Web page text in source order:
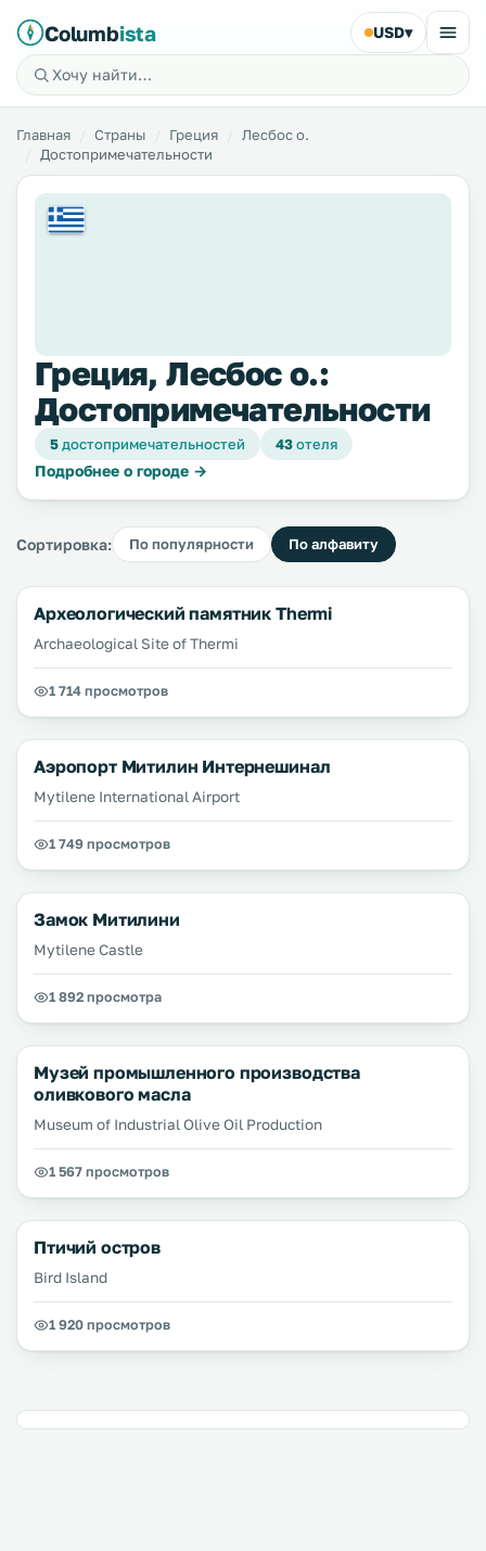
Columbista USD▾
Главная Страны Греция
Лесбос о.
Достопримечательности
Греция, Лесбос о.:
Достопримечательности
5достопримечательностей 43отеля
Подробнее о городе →
Сортировка: По популярности По алфавиту
Археологический памятник Thermi
Archaeological Site of Thermi
1 714 просмотров
Аэропорт Митилин Интернешинал
Mytilene International Airport
1 749 просмотров
Замок Митилини
Mytilene Castle
1 892 просмотра
Музей промышленного производства
оливкового масла
Museum of Industrial Olive Oil Production
1 567 просмотров
Птичий остров
Bird Island
1 920 просмотров